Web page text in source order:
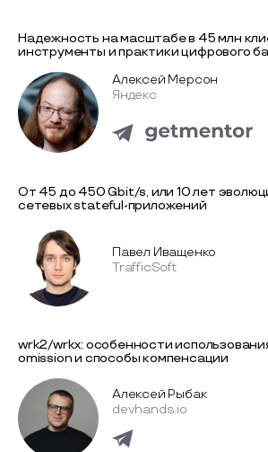
Надежность на масштабе в 45 млн
инструменты и практики цифрового
Алексей Мерсон
Яндекс
От 45 до 450 Gbit/s, или 10 лет
сетевых stateful-приложений
Павел Иващенко
TrafficSoft
wrk2/wrkx: особенности
omission и способы компенсации
Алексей Рыбак
devhands.io